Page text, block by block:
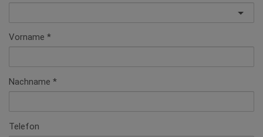
Vorname
Nachname
Telefon